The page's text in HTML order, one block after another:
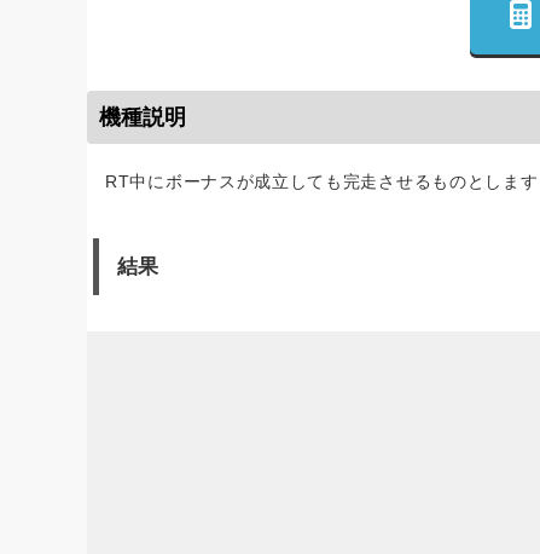
機種説明
RT中にボーナスが成立しても完走させるものとします
結果